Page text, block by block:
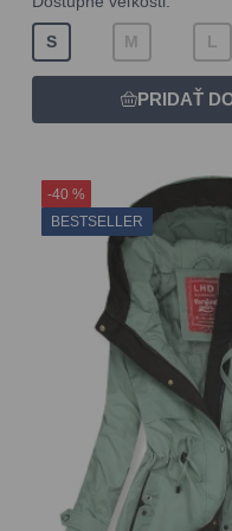
S M L
-40 %
BESTSELLER